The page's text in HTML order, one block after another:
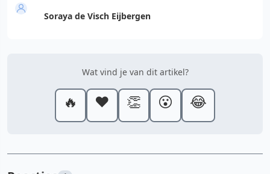
Soraya de Visch Eijbergen
Wat vind je van dit artikel?
🔥 ❤️ 👏 😮 😂